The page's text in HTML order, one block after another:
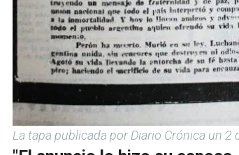
La tapa publicada por Diario Crónica un